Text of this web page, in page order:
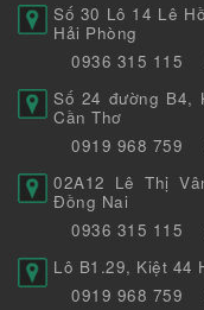
Số 30 Lô 14 Lê
Hải Phòng
0936 315 115
Số 24 đường B4,
Cần Thơ
0919 968 759
02A12 Lê Thị
Đồng Nai
0936 315 115
Lô B1.29, Kiệt 44
0919 968 759